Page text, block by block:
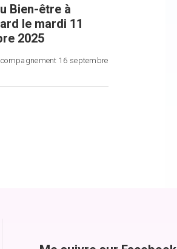
Bien-être à
le mardi 11
2025
16 septembre